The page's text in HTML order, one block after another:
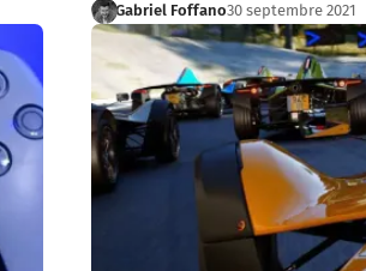
Gabriel Foffano30 septembre 2021